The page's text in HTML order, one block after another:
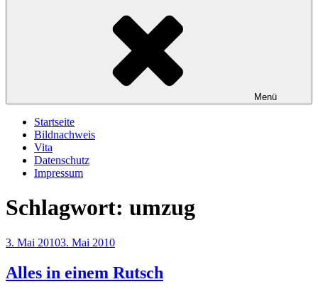
Menü
Startseite
Bildnachweis
Vita
Datenschutz
Impressum
Schlagwort: umzug
Veröffentlicht
3. Mai 20103. Mai 2010
Alles in einem Rutsch